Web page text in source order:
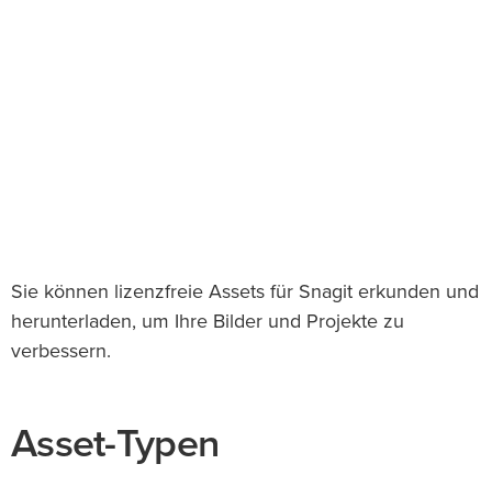
Sie können lizenzfreie Assets für Snagit erkunden und
herunterladen, um Ihre Bilder und Projekte zu
verbessern.
Asset-Typen